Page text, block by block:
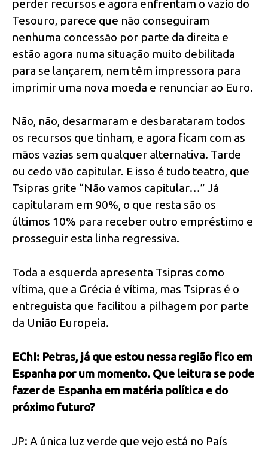
perder recursos e agora enfrentam o vazio do
Tesouro, parece que não conseguiram
nenhuma concessão por parte da direita e
estão agora numa situação muito debilitada
para se lançarem, nem têm impressora para
imprimir uma nova moeda e renunciar ao Euro.
Não, não, desarmaram e desbarataram todos
os recursos que tinham, e agora ficam com as
mãos vazias sem qualquer alternativa. Tarde
ou cedo vão capitular. E isso é tudo teatro, que
Tsipras grite “Não vamos capitular…” Já
capitularam em 90%, o que resta são os
últimos 10% para receber outro empréstimo e
prosseguir esta linha regressiva.
Toda a esquerda apresenta Tsipras como
vítima, que a Grécia é vítima, mas Tsipras é o
entreguista que facilitou a pilhagem por parte
da União Europeia.
EChI: Petras, já que estou nessa região fico em
Espanha por um momento. Que leitura se pode
fazer de Espanha em matéria política e do
próximo futuro?
JP: A única luz verde que vejo está no País